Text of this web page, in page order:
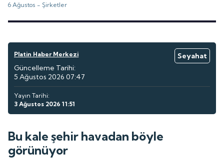
6 Ağustos - Şirketler
Platin Haber Merkezi
Seyahat
Güncelleme Tarihi:
5 Ağustos 2026 07:47
Yayın Tarihi:
3 Ağustos 2026 11:51
Bu kale şehir havadan böyle
görünüyor